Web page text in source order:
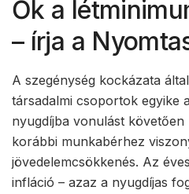
Ők a
– írja a
A szegénység kockázata
társadalmi csoportok egyike
nyugdíjba vonulást
korábbi munkabérhez
jövedelemcsökkenés. Az
infláció – azaz a nyugdíjas